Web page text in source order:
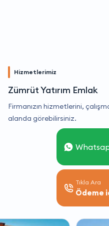
Hizmetlerimiz
Zümrüt Yatırım Emlak
Firmanızın hizmetlerini,
alanda görebilirsiniz.
Tıkla Ara
Ödeme